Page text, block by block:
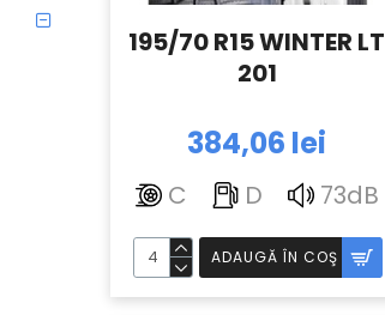
195/70 R15 WINTER LT
201
384,06 lei
C D 73dB
ADAUGĂ ÎN COŞ